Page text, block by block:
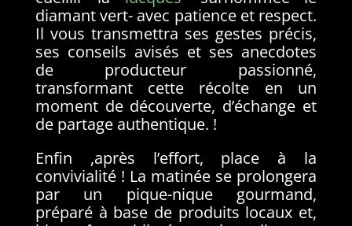
diamant vert- avec patience et respect.
Il vous transmettra ses gestes précis,
ses conseils avisés et ses anecdotes
de producteur passionné,
transformant cette récolte en un
moment de découverte, d’échange et
de partage authentique. !
Enfin ,après l’effort, place à la
convivialité ! La matinée se prolongera
par un pique-nique gourmand,
préparé à base de produits locaux et,